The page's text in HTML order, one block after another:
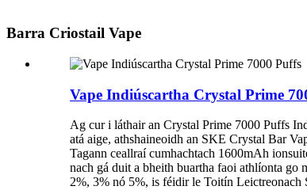
Barra Criostail Vape
Vape Indiúscartha Crystal Prime
Ag cur i láthair an Crystal Prime 7000 Puffs
atá aige, athshaineoidh an SKE Crystal Bar
Tagann ceallraí cumhachtach 1600mAh
nach gá duit a bheith buartha faoi athlíonta go
2%, 3% nó 5%, is féidir le Toitín Leictreonach